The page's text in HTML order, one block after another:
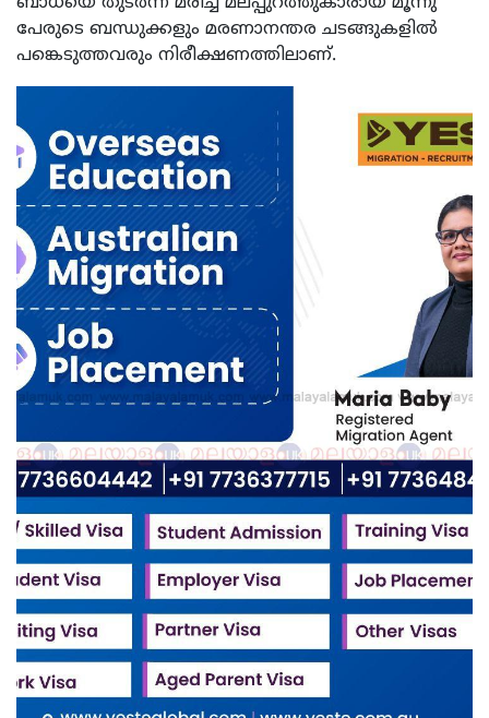
പേരുടെ ബന്ധുക്കളും മരണാനന്തര ചടങ്ങുകളില്‍
പങ്കെടുത്തവരും നിരീക്ഷണത്തിലാണ്.